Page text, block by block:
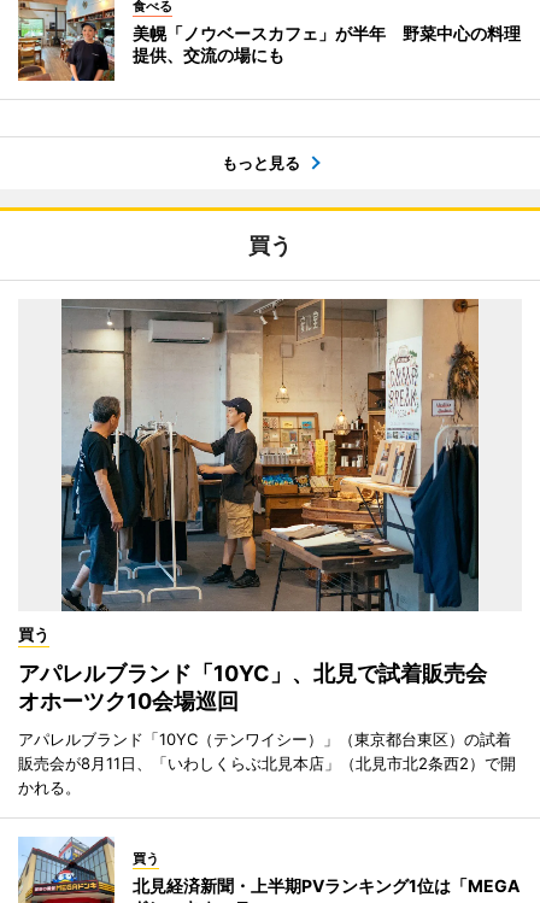
食べる
美幌「ノウベースカフェ」が半年 野菜中心の料理
提供、交流の場にも
もっと見る
買う
買う
アパレルブランド「10YC」、北見で試着販売会
オホーツク10会場巡回
アパレルブランド「10YC（テンワイシー）」（東京都台東区）の試着
販売会が8月11日、「いわしくらぶ北見本店」（北見市北2条西2）で開
かれる。
買う
北見経済新聞・上半期PVランキング1位は「MEGA